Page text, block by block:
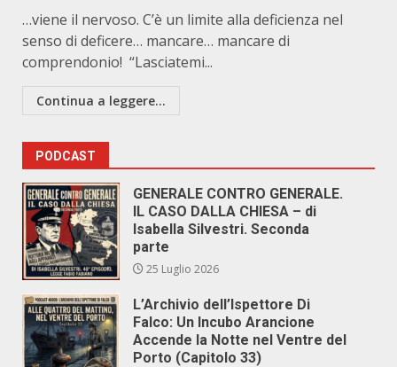
…viene il nervoso. C’è un limite alla deficienza nel
senso di deficere… mancare… mancare di
comprendonio! “Lasciatemi...
Continua a leggere...
PODCAST
GENERALE CONTRO GENERALE.
IL CASO DALLA CHIESA – di
Isabella Silvestri. Seconda
parte
25 Luglio 2026
L’Archivio dell’Ispettore Di
Falco: Un Incubo Arancione
Accende la Notte nel Ventre del
Porto (Capitolo 33)